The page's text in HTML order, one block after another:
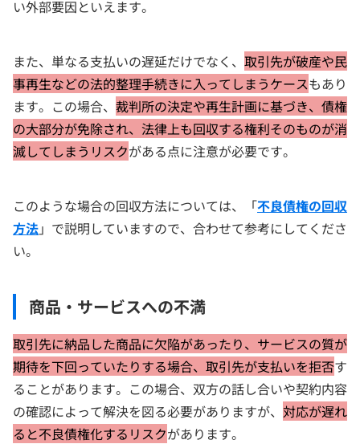
い外部要因といえます。
また、単なる支払いの遅延だけでなく、 取引先が破産や民
事再生などの法的整理手続きに入ってしまうケースもあり
ます。この場合、 裁判所の決定や再生計画に基づき、債権
の大部分が免除され、法律上も回収する権利そのものが消
滅してしまうリスクがある点に注意が必要です。
このような場合の回収方法については、「不良債権の回収
方法」で説明していますので、合わせて参考にしてくださ
い。
商品・サービスへの不満
取引先に納品した商品に欠陥があったり、サービスの質が
期待を下回っていたりする場合、取引先が支払いを拒否す
ることがあります。この場合、双方の話し合いや契約内容
の確認によって解決を図る必要がありますが、 対応が遅れ
ると不良債権化するリスクがあります。